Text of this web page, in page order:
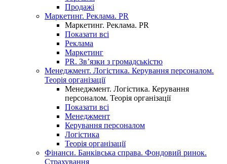
Продажі
Маркетинг. Реклама. PR
Маркетинг. Реклама. PR
Показати всі
Реклама
Маркетинг
PR. Зв’язки з громадськістю
Менеджмент. Логістика. Керування персоналом.
Теорія організації
Менеджмент. Логістика. Керування
персоналом. Теорія організації
Показати всі
Менеджмент
Керування персоналом
Логістика
Теорія організації
Фінанси. Банківська справа. Фондовий ринок.
Страхування